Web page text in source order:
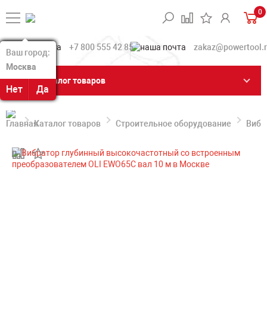
Ваш город:
Москва
Нет Да
Ваш город:
Москва
Нет Да
0
+7 800 555 42 85
Каталог товаров
Каталог товаров Строительное оборудование